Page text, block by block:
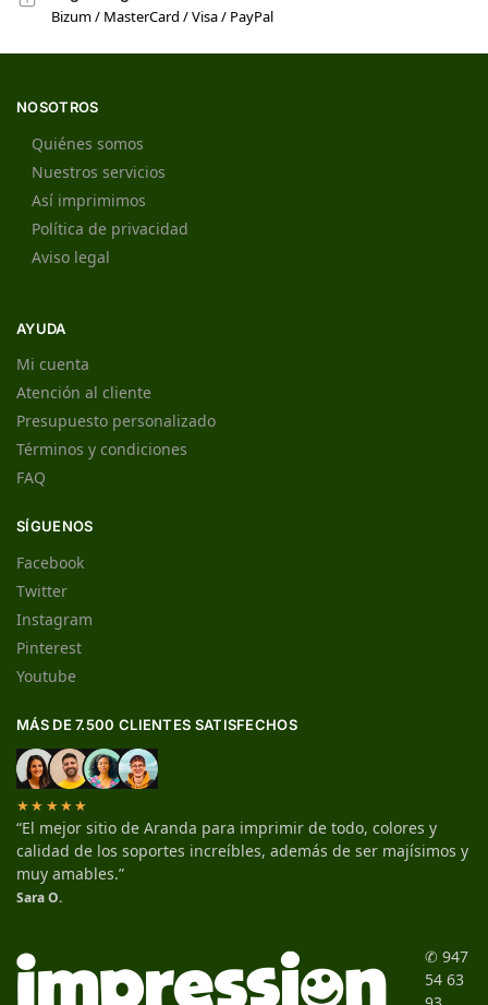
Bizum / MasterCard / Visa / PayPal
NOSOTROS
Quiénes somos
Nuestros servicios
Así imprimimos
Política de privacidad
Aviso legal
AYUDA
Mi cuenta
Atención al cliente
Presupuesto personalizado
Términos y condiciones
FAQ
SÍGUENOS
Facebook
Twitter
Instagram
Pinterest
Youtube
MÁS DE 7.500 CLIENTES SATISFECHOS
★★★★★
“El mejor sitio de Aranda para imprimir de todo, colores y
calidad de los soportes increíbles, además de ser majísimos y
muy amables.”
Sara O.
✆ 947
54 63